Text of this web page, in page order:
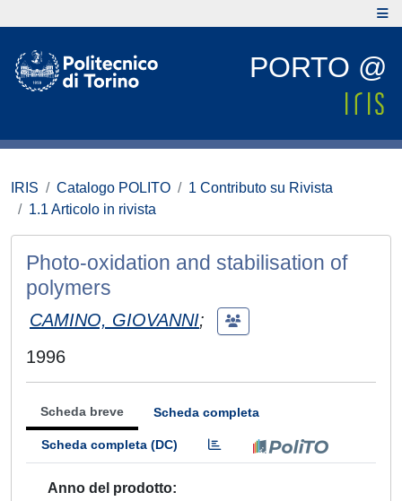
PORTO @
IRIS Catalogo POLITO
1 Contributo su Rivista
1.1 Articolo in rivista
Photo-oxidation and stabilisation of
polymers
CAMINO, GIOVANNI;
1996
Scheda breve Scheda completa
Scheda completa (DC)
Anno del prodotto